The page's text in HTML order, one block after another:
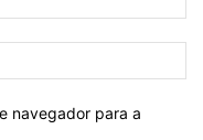
navegador para a